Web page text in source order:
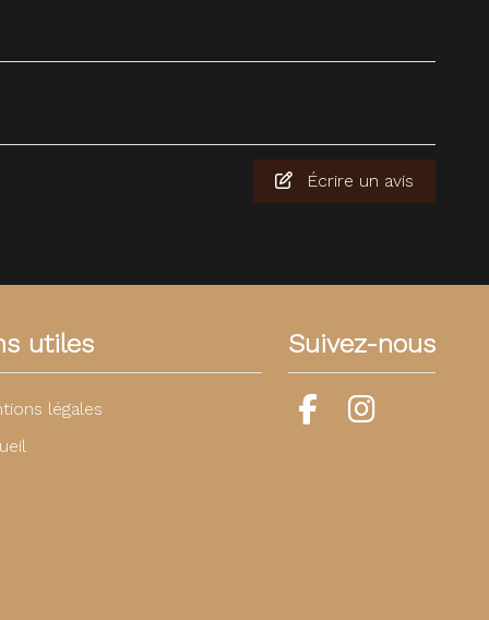
Écrire un avis
utiles
légales
Suivez-nous